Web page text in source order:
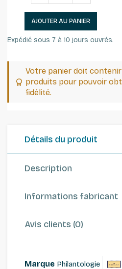
AJOUTER AU PANIER
Expédié sous 7 à 10 jours ouvrés.
Votre panier doit contenir
produits pour pouvoir
fidélité.
Détails du produit
Description
Informations fabricant
Avis clients (0)
Marque Philantologie